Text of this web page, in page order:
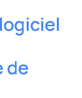
de